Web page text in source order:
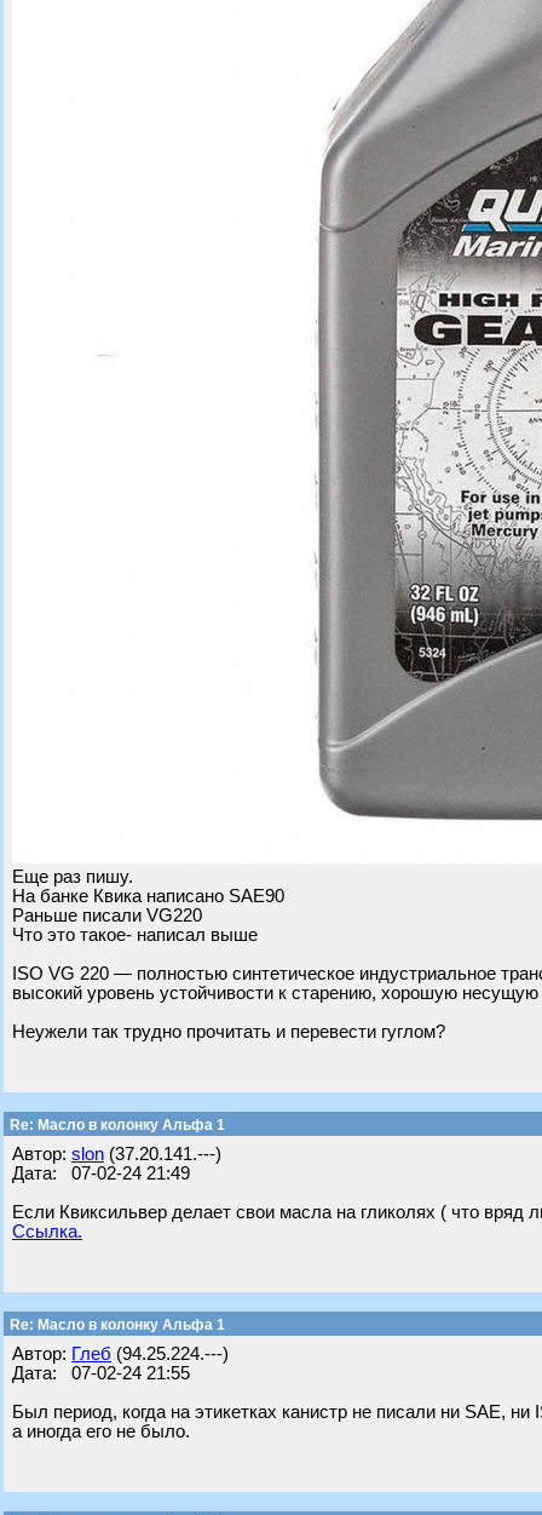
Еще раз пишу.
На банке Квика написано SAE90
Раньше писали VG220
Что это такое- написал выше
ISO VG 220 — полностью синтетическое индустриальное
высокий уровень устойчивости к старению, хорошую
Неужели так трудно прочитать и перевести гуглом?
Re: Масло в колонку Альфа 1
Автор: slon (37.20.141.---)
Дата: 07-02-24 21:49
Если Квиксильвер делает свои масла на гликолях ( что вряд
Ссылка.
Re: Масло в колонку Альфа 1
Автор: Глеб (94.25.224.---)
Дата: 07-02-24 21:55
Был период, когда на этикетках канистр не писали ни SAE,
а иногда его не было.